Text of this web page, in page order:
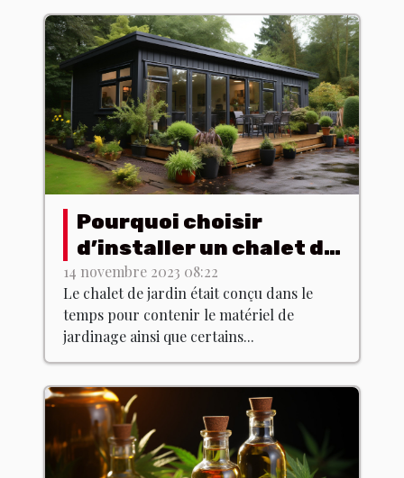
Pourquoi choisir
d’installer un chalet de
jardin chez soi ?
14 novembre 2023 08:22
Le chalet de jardin était conçu dans le
temps pour contenir le matériel de
jardinage ainsi que certains...